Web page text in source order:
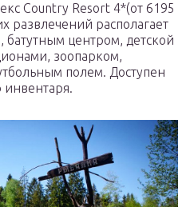
Country Resort 4*(от 6195
развлечений располагает
батутным центром, детской
зоопарком,
полем. Доступен
инвентаря.